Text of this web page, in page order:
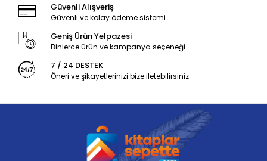
Güvenli Alışveriş
Güvenli ve kolay ödeme sistemi
Geniş Ürün Yelpazesi
Binlerce ürün ve kampanya seçeneği
7 / 24 DESTEK
Öneri ve şikayetlerinizi bize iletebilirsiniz.